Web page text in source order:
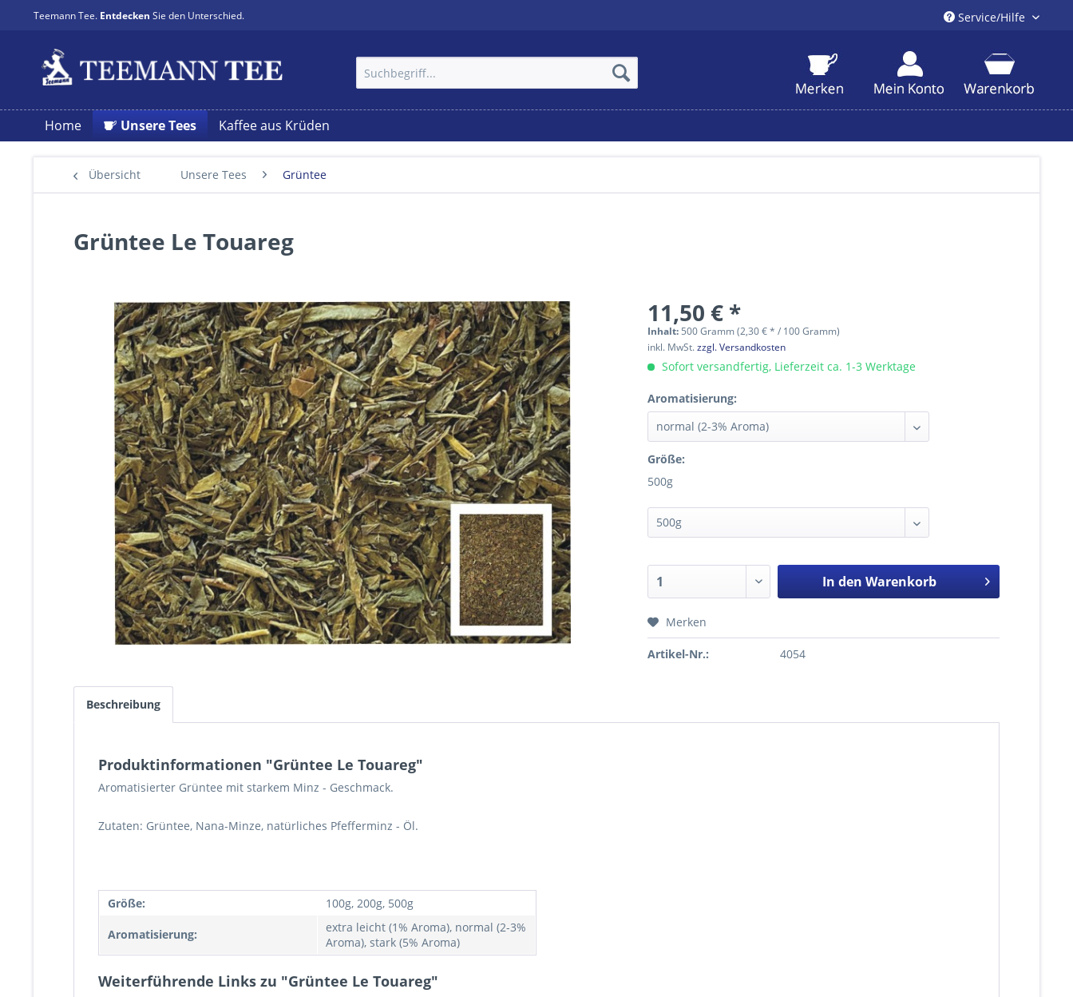
Teemann Tee. Entdecken Sie den Unterschied. Service/Hilfe
Home Unsere Tees Kaffee aus Krüden
Übersicht Unsere Tees Grüntee
Grüntee Le Touareg
11,50 € *
Inhalt: 500 Gramm (2,30 € * / 100 Gramm)
inkl. MwSt.zzgl. Versandkosten
Sofort versandfertig, Lieferzeit ca. 1-3 Werktage
Aromatisierung:
Größe:
500g
In den Warenkorb
Merken
Artikel-Nr.: 4054
Beschreibung
Produktinformationen "Grüntee Le Touareg"
Aromatisierter Grüntee mit starkem Minz - Geschmack.
Zutaten: Grüntee, Nana-Minze, natürliches Pfefferminz - Öl.
Größe: 100g, 200g, 500g
Aromatisierung:
extra leicht (1% Aroma), normal (2-3%
Aroma), stark (5% Aroma)
Weiterführende Links zu "Grüntee Le Touareg"